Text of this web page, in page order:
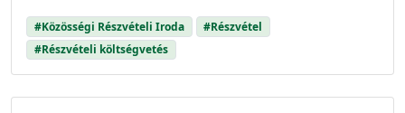
#Közösségi Részvételi Iroda
#Részvétel
#Részvételi költségvetés